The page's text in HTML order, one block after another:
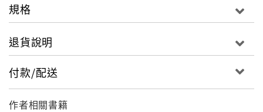
法等。
規格
退貨說明
付款/配送
作者相關書籍